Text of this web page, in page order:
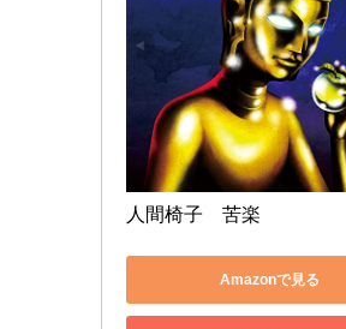
人間椅子　苦楽
Amazonで見る